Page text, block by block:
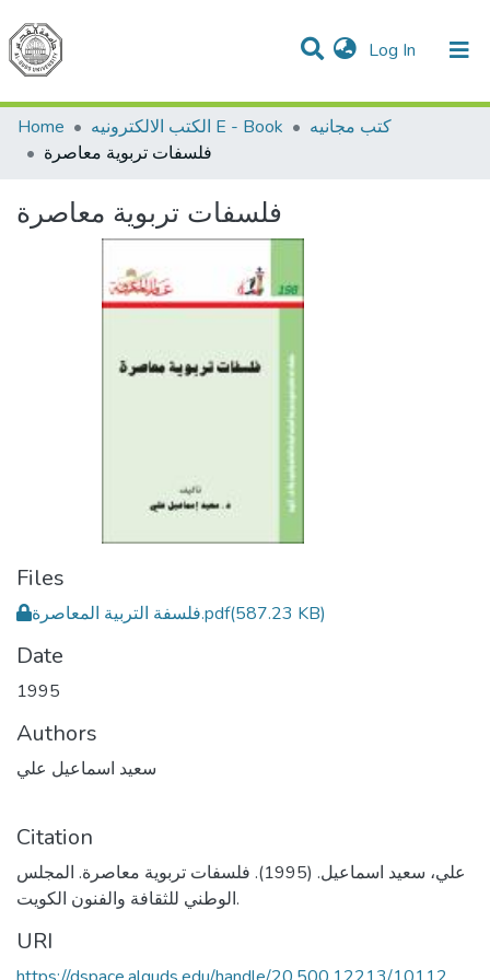
Log In (current)
Communities & Collections
All of DSpace
Home
الكتب الالكترونيه E - Book
كتب مجانيه
فلسفات تربوية معاصرة
فلسفات تربوية معاصرة
Files
فلسفة التربية المعاصرة.pdf(587.23 KB)
Date
1995
Authors
سعيد اسماعيل علي
Citation
علي، سعيد اسماعيل. (1995). فلسفات تربوية معاصرة. المجلس
الوطني للثقافة والفنون الكويت.
URI